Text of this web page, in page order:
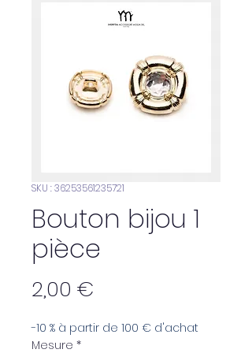
SKU : 36253561235721
Bouton bijou 1
pièce
2,00 €
-10 % à partir de 100 € d'achat
Mesure *